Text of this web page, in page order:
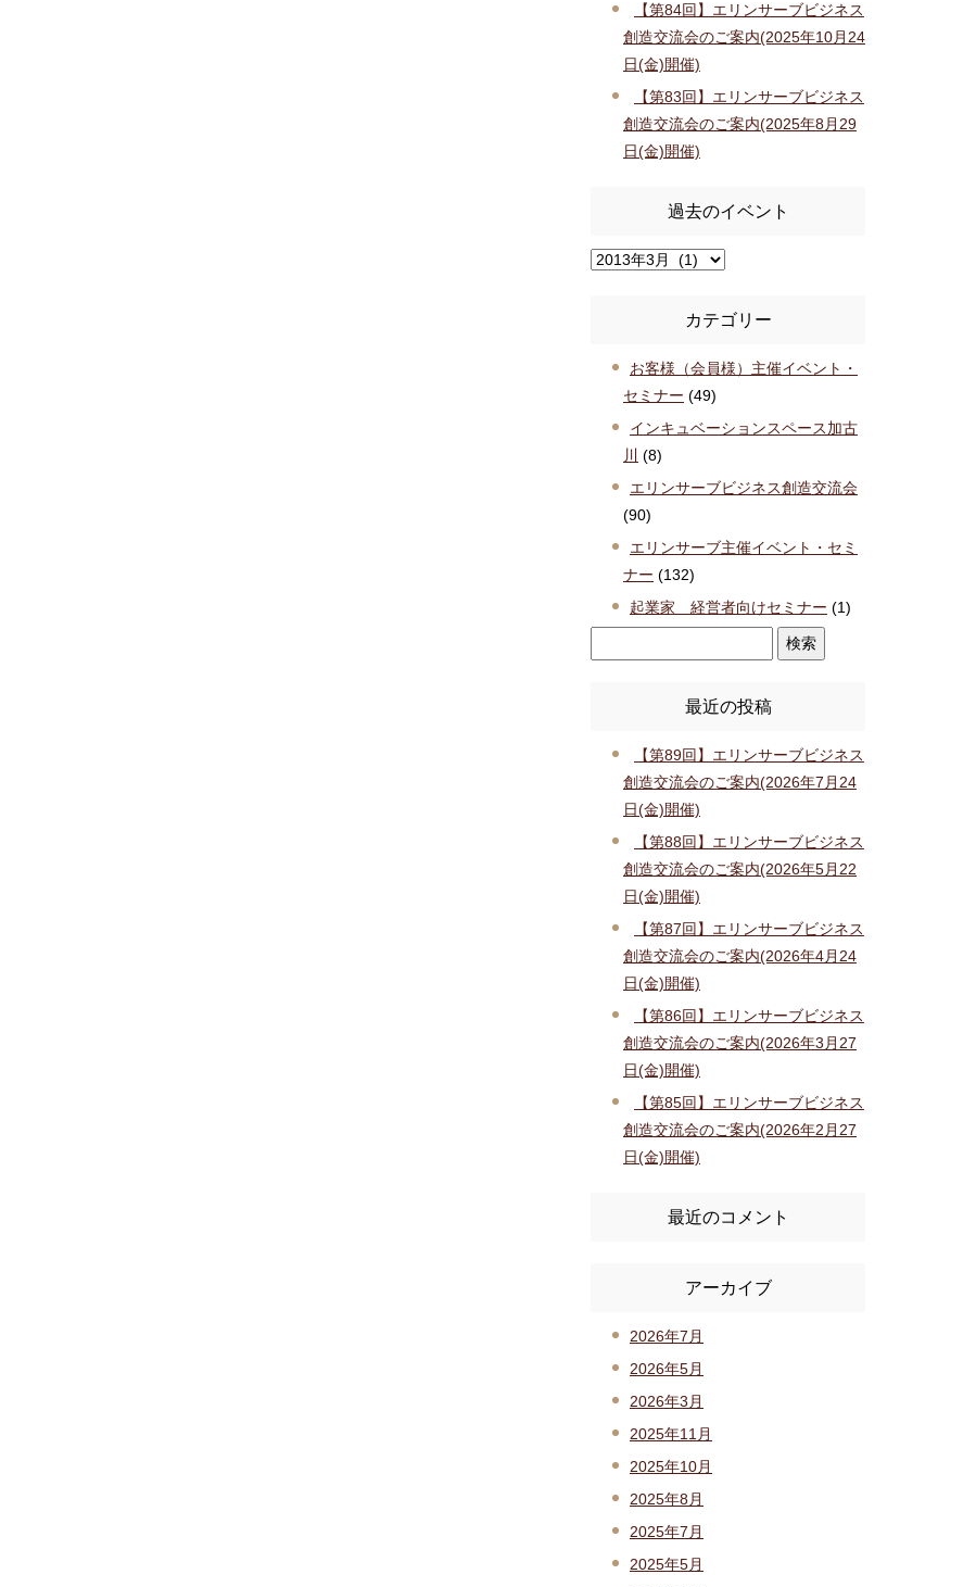
【第84回】エリンサーブビジネス
創造交流会のご案内(2025年10月24
日(金)開催)
【第83回】エリンサーブビジネス
創造交流会のご案内(2025年8月29
日(金)開催)
過去のイベント
カテゴリー
お客様（会員様）主催イベント・
セミナー (49)
インキュベーションスペース加古
川
(8)
エリンサーブビジネス創造交流会
(90)
エリンサーブ主催イベント・セミ
ナー (132)
起業家 経営者向けセミナー (1)
最近の投稿
【第89回】エリンサーブビジネス
創造交流会のご案内(2026年7月24
日(金)開催)
【第88回】エリンサーブビジネス
創造交流会のご案内(2026年5月22
日(金)開催)
【第87回】エリンサーブビジネス
創造交流会のご案内(2026年4月24
日(金)開催)
【第86回】エリンサーブビジネス
創造交流会のご案内(2026年3月27
日(金)開催)
【第85回】エリンサーブビジネス
創造交流会のご案内(2026年2月27
日(金)開催)
最近のコメント
アーカイブ
2026年7月
2026年5月
2026年3月
2025年11月
2025年10月
2025年8月
2025年7月
2025年5月